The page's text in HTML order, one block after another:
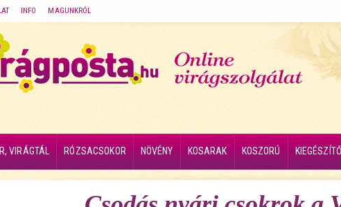
INFO MAGUNKRÓL
VIRÁGTÁL RÓZSACSOKOR NÖVÉNY KOSARAK KOSZORÚ